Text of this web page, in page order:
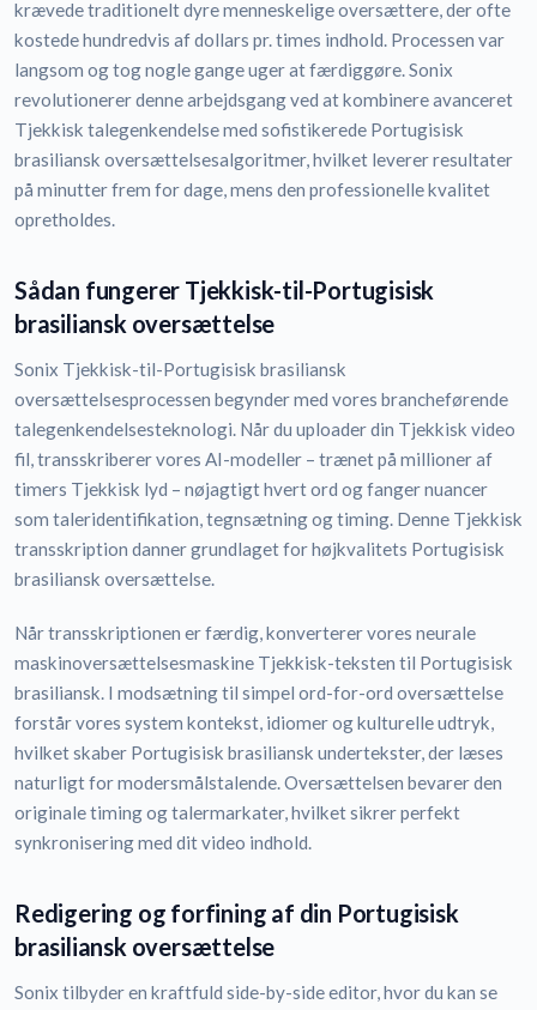
krævede traditionelt dyre menneskelige oversættere, der ofte
kostede hundredvis af dollars pr. times indhold. Processen var
langsom og tog nogle gange uger at færdiggøre. Sonix
revolutionerer denne arbejdsgang ved at kombinere avanceret
Tjekkisk talegenkendelse med sofistikerede Portugisisk
brasiliansk oversættelsesalgoritmer, hvilket leverer resultater
på minutter frem for dage, mens den professionelle kvalitet
opretholdes.
Sådan fungerer Tjekkisk-til-Portugisisk
brasiliansk oversættelse
Sonix Tjekkisk-til-Portugisisk brasiliansk
oversættelsesprocessen begynder med vores brancheførende
talegenkendelsesteknologi. Når du uploader din Tjekkisk video
fil, transskriberer vores AI-modeller – trænet på millioner af
timers Tjekkisk lyd – nøjagtigt hvert ord og fanger nuancer
som taleridentifikation, tegnsætning og timing. Denne Tjekkisk
transskription danner grundlaget for højkvalitets Portugisisk
brasiliansk oversættelse.
Når transskriptionen er færdig, konverterer vores neurale
maskinoversættelsesmaskine Tjekkisk-teksten til Portugisisk
brasiliansk. I modsætning til simpel ord-for-ord oversættelse
forstår vores system kontekst, idiomer og kulturelle udtryk,
hvilket skaber Portugisisk brasiliansk undertekster, der læses
naturligt for modersmålstalende. Oversættelsen bevarer den
originale timing og talermarkater, hvilket sikrer perfekt
synkronisering med dit video indhold.
Redigering og forfining af din Portugisisk
brasiliansk oversættelse
Sonix tilbyder en kraftfuld side-by-side editor, hvor du kan se